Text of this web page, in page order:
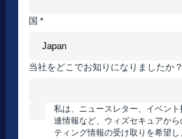
国 *
当社をどこでお知りになりましたか
私は、ニュースレター、イベン
連情報など、ウィズセキュアか
ティング情報の受け取りを希望し